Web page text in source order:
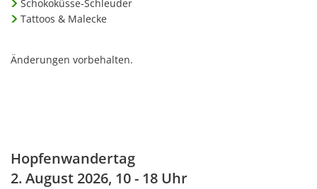
Schokoküsse-Schleuder
Tattoos & Malecke
Änderungen vorbehalten.
Hopfenwandertag
2. August 2026, 10 - 18 Uhr